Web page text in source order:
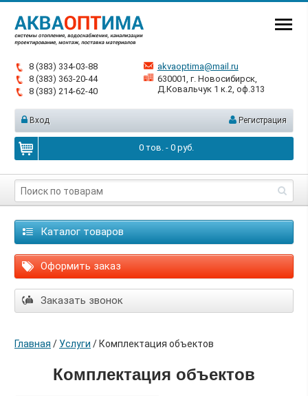
8 (383) 334-03-88
8 (383) 363-20-44
8 (383) 214-62-40
akvaoptima@mail.ru
630001, г. Новосибирск,
Д.Ковальчук 1 к.2, оф.313
Вход Регистрация
0тов. - 0руб.
Каталог товаров
Оформить заказ
Заказать звонок
Главная / Услуги / Комплектация объектов
Комплектация объектов